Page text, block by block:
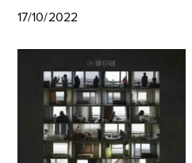
17/10/2022